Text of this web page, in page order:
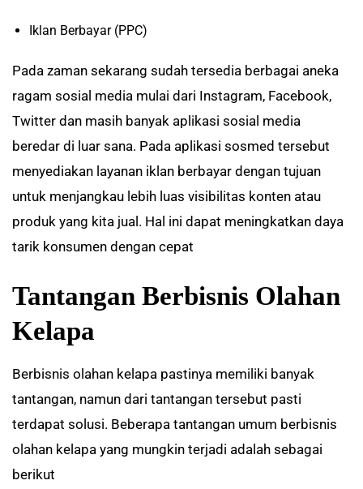
Iklan Berbayar (PPC)
Pada zaman sekarang sudah tersedia berbagai aneka
ragam sosial media mulai dari Instagram, Facebook,
Twitter dan masih banyak aplikasi sosial media
beredar di luar sana. Pada aplikasi sosmed tersebut
menyediakan layanan iklan berbayar dengan tujuan
untuk menjangkau lebih luas visibilitas konten atau
produk yang kita jual. Hal ini dapat meningkatkan daya
tarik konsumen dengan cepat
Tantangan Berbisnis Olahan
Kelapa
Berbisnis olahan kelapa pastinya memiliki banyak
tantangan, namun dari tantangan tersebut pasti
terdapat solusi. Beberapa tantangan umum berbisnis
olahan kelapa yang mungkin terjadi adalah sebagai
berikut